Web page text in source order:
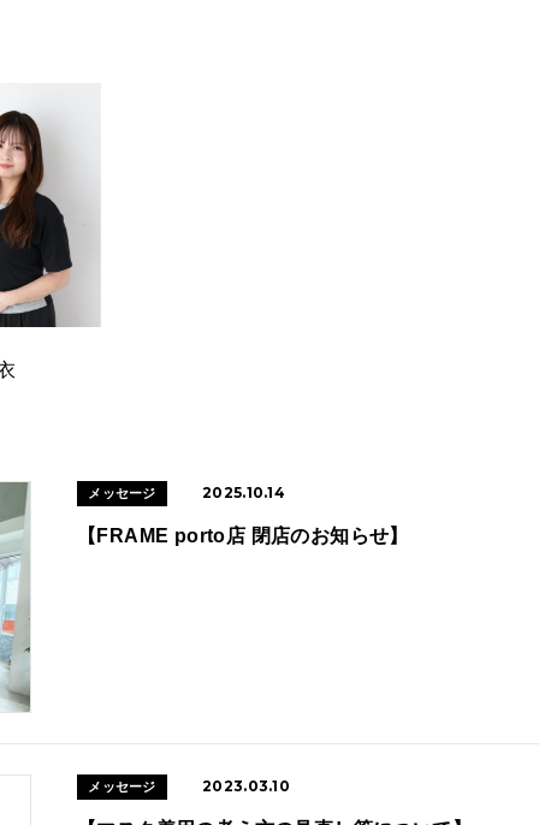
メッセージ 2025.10.14
【FRAME porto店 閉店のお知らせ】
メッセージ 2023.03.10